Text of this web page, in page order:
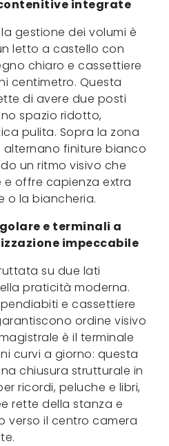
integrate
gestione dei volumi è
letto a castello con
chiaro e cassettiere
centimetro. Questa
di avere due posti
spazio ridotto,
pulita. Sopra la zona
alternano finiture bianco
un ritmo visivo che
offre capienza extra
o la biancheria.
e terminali a
impeccabile
su due lati
praticità moderna.
e cassettiere
ordine visivo
è il terminale
curvi a giorno: questa
chiusura strutturale in
ricordi, peluche e libri,
rette della stanza e
verso il centro camera